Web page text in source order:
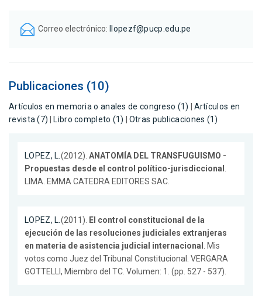
Correo electrónico: llopezf@pucp.edu.pe
Publicaciones (10)
Artículos en memoria o anales de congreso (1)
Artículos en
revista (7)
Libro completo (1) Otras publicaciones (1)
LOPEZ, L. (2012). ANATOMÍA DEL TRANSFUGUISMO -
Propuestas desde el control político-jurisdiccional
LIMA. EMMA CATEDRA EDITORES SAC.
LOPEZ, L. (2011).
El control constitucional de la
ejecución de las resoluciones judiciales extranjeras
en materia de asistencia judicial internacional
. Mis
votos como Juez del Tribunal Constitucional. VERGARA
GOTTELLI, Miembro del TC. Volumen: 1. (pp. 527 - 537).